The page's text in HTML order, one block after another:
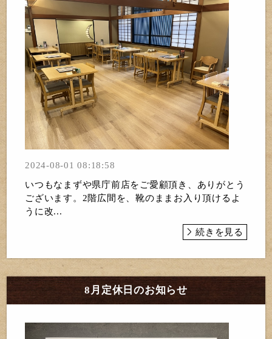
2024-08-01 08:18:58
いつもなまずや県庁前店をご愛顧頂き、ありがとう
ございます。2階広間を、靴のままお入り頂けるよ
うに改...
続きを見る
8月定休日のお知らせ